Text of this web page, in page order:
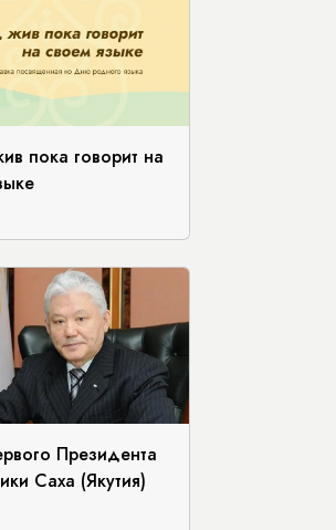
пока говорит на
Президента
Саха (Якутия)